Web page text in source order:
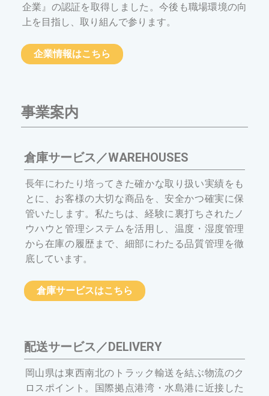
企業』の認証を取得しました。今後も職場環境の向
上を目指し、取り組んで参ります。
企業情報はこちら
事業案内
倉庫サービス／WAREHOUSES
長年にわたり培ってきた確かな取り扱い実績をも
とに、お客様の大切な商品を、安全かつ確実に保
管いたします。私たちは、経験に裏打ちされたノ
ウハウと管理システムを活用し、温度・湿度管理
から在庫の履歴まで、細部にわたる品質管理を徹
底しています。
倉庫サービスはこちら
配送サービス／DELIVERY
岡山県は東西南北のトラック輸送を結ぶ物流のク
ロスポイント。国際拠点港湾・水島港に近接した